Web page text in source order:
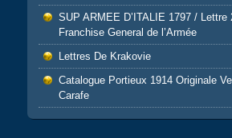
SUP ARMEE D’ITALIE 1797 /
Franchise General de l’Armée
Lettres De Krakovie
Catalogue Portieux 1914 Originale
Carafe